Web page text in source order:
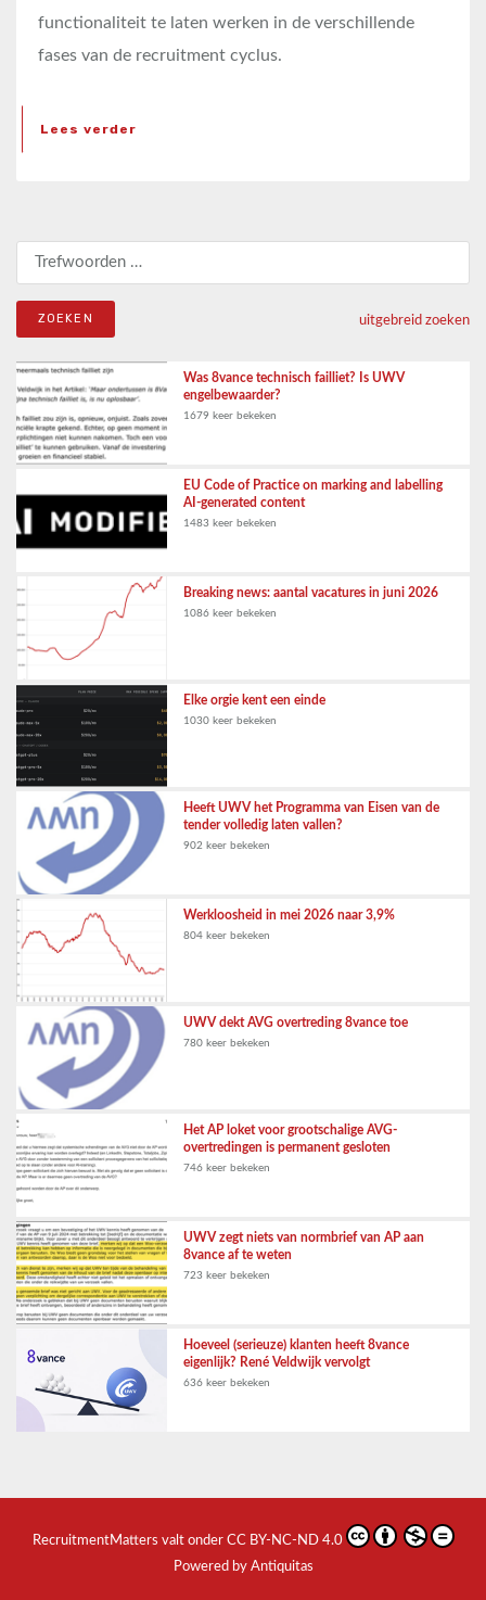
functionaliteit te laten werken in de verschillende
fases van de recruitment cyclus.
Lees verder
uitgebreid zoeken
Was 8vance technisch failliet? Is UWV
engelbewaarder?
1679 keer bekeken
EU Code of Practice on marking and labelling
AI-generated content
1483 keer bekeken
Breaking news: aantal vacatures in juni 2026
1086 keer bekeken
Elke orgie kent een einde
1030 keer bekeken
Heeft UWV het Programma van Eisen van de
tender volledig laten vallen?
902 keer bekeken
Werkloosheid in mei 2026 naar 3,9%
804 keer bekeken
UWV dekt AVG overtreding 8vance toe
780 keer bekeken
Het AP loket voor grootschalige AVG-
overtredingen is permanent gesloten
746 keer bekeken
UWV zegt niets van normbrief van AP aan
8vance af te weten
723 keer bekeken
Hoeveel (serieuze) klanten heeft 8vance
eigenlijk? René Veldwijk vervolgt
636 keer bekeken
RecruitmentMatters valt onder CC BY-NC-ND 4.0
Powered by Antiquitas